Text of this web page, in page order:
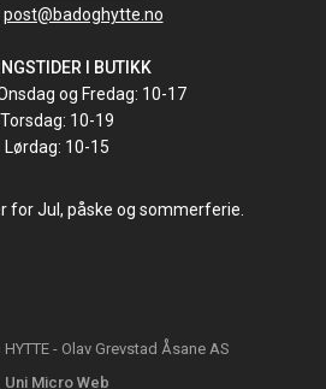
post@badoghytte.no
I BUTIKK
og Fredag: 10-17
Torsdag: 10-19
Lørdag: 10-15
for Jul, påske og sommerferie.
- Olav Grevstad Åsane AS
Uni Micro Web